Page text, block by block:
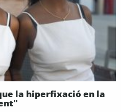
la hiperfixació en la